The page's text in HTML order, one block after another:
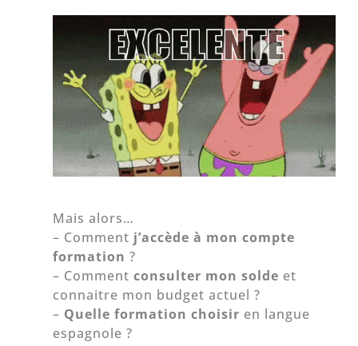
Mais alors…
– Comment j’accède à mon compte
formation ?
– Commentconsulter mon solde et
connaitre mon budget actuel ?
– Quelle formation choisir en langue
espagnole ?